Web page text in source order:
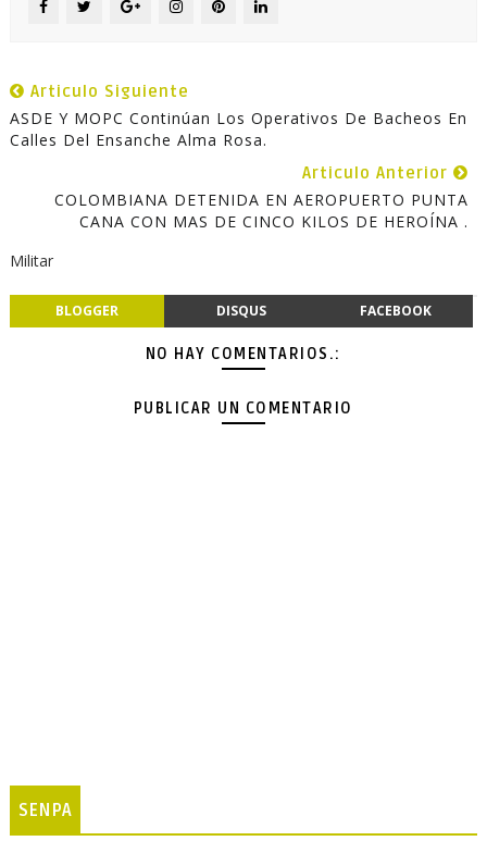
Articulo Siguiente
ASDE Y MOPC Continúan Los Operativos De Bacheos En
Calles Del Ensanche Alma Rosa.
Articulo Anterior
COLOMBIANA DETENIDA EN AEROPUERTO PUNTA
CANA CON MAS DE CINCO KILOS DE HEROÍNA .
Militar
BLOGGER DISQUS FACEBOOK
NO HAY COMENTARIOS.:
PUBLICAR UN COMENTARIO
SENPA